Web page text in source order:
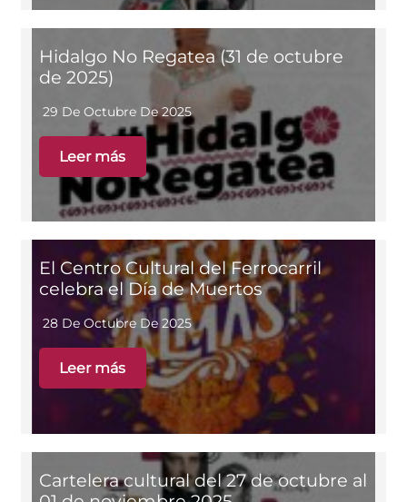
Hidalgo No Regatea (31 de octubre
de 2025)
29 De Octubre De 2025
Leer más
El Centro Cultural del Ferrocarril
celebra el Día de Muertos
28 De Octubre De 2025
Leer más
Cartelera cultural del 27 de octubre al